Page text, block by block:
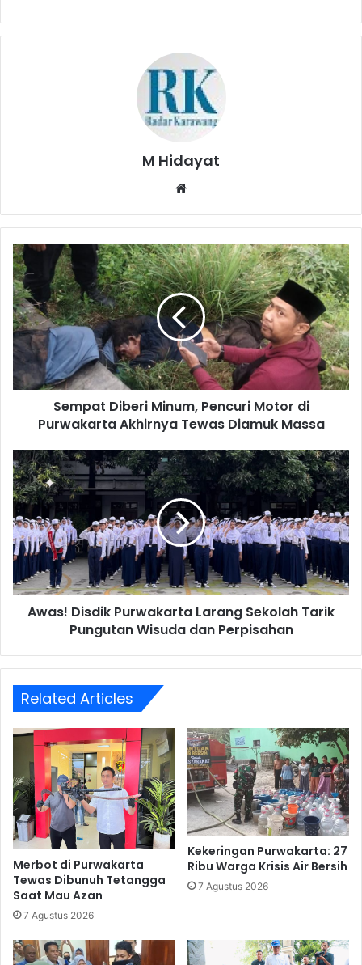
M Hidayat
Sempat
Diberi
Minum,
Pencuri
Motor
di
Purwakarta
Akhirnya
Tewas
Massa
Sempat Diberi Minum, Pencuri Motor di
Purwakarta Akhirnya Tewas Diamuk Massa
Awas!
Disdik
Purwakarta
Larang
Sekolah
Tarik
Pungutan
Wisuda
dan
Perpisahan
Awas! Disdik Purwakarta Larang Sekolah Tarik
Pungutan Wisuda dan Perpisahan
Related Articles
Merbot di Purwakarta
Tewas Dibunuh Tetangga
Saat Mau Azan
7 Agustus 2026
Kekeringan Purwakarta: 27
Ribu Warga Krisis Air Bersih
7 Agustus 2026